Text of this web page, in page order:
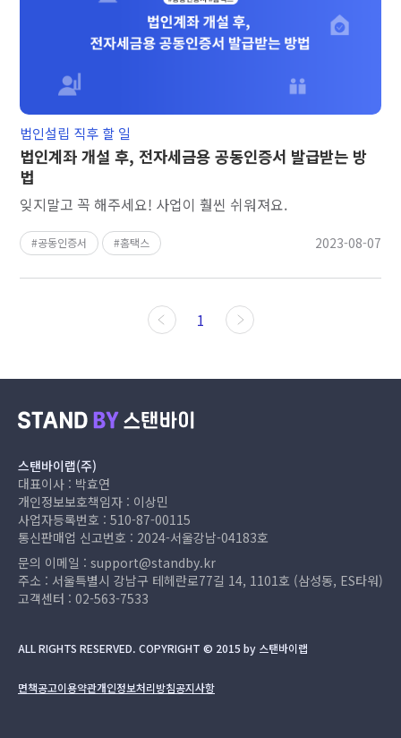
법인계좌 개설 후, 전자세금용 공동인증서 발급받는 방
법
잊지말고 꼭 해주세요! 사업이 훨씬 쉬워져요.
법인설립 직후 할 일
공동인증서 홈택스 2023-08-07
1
스탠바이랩(주)
대표이사 : 박효연
개인정보보호책임자 : 이상민
사업자등록번호 : 510-87-00115
통신판매업 신고번호 : 2024-서울강남-04183호
문의 이메일 : support@standby.kr
주소 : 서울특별시 강남구 테헤란로77길 14, 1101호 (삼성동, ES타워)
고객센터 : 02-563-7533
ALL RIGHTS RESERVED. COPYRIGHT © 2015 by 스탠바이랩
면책공고이용약관개인정보처리방침공지사항